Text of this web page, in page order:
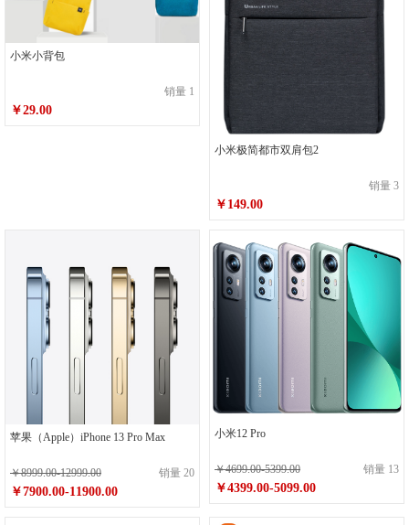
小米小背包
销量 1
￥29.00
小米极简都市双肩包2
销量 3
￥149.00
苹果（Apple）iPhone 13 Pro Max
￥8999.00-12999.00 销量 20
￥7900.00-11900.00
小米12 Pro
￥4699.00-5399.00 销量 13
￥4399.00-5099.00